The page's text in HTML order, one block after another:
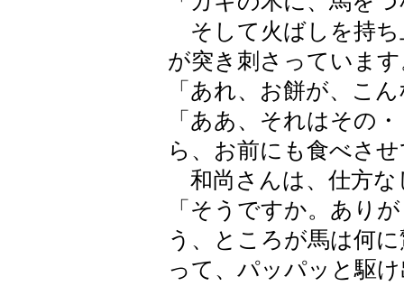
そして火ばしを持ち
が突き刺さっていま
「あれ、お餅が、こ
「ああ、それはその
ら、お前にも食べさ
和尚さんは、仕方な
「そうですか。あり
う、ところが馬は何
って、パッパッと駆